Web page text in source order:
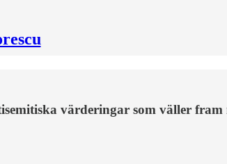
värderingar som väller fram